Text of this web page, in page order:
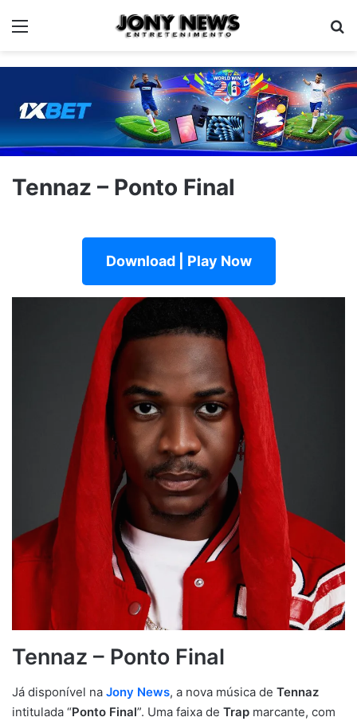
Menu
Tennaz – Ponto Final
Download | Play Now
Tennaz – Ponto Final
Já disponível na Jony News, a nova música de Tennaz
intitulada “Ponto Final”. Uma faixa de Trap marcante, com